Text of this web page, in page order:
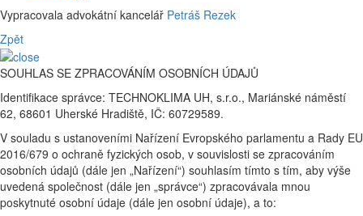
Vypracovala advokátní kancelář Petráš Rezek
Zpět
SOUHLAS SE ZPRACOVÁNÍM OSOBNÍCH ÚDAJŮ
Identifikace správce: TECHNOKLIMA UH, s.r.o., Mariánské náměstí
62, 68601 Uherské Hradiště, IČ: 60729589.
V souladu s ustanoveními Nařízení Evropského parlamentu a Rady EU
2016/679 o ochraně fyzických osob, v souvislosti se zpracováním
osobních údajů (dále jen „Nařízení“) souhlasím tímto s tím, aby výše
uvedená společnost (dále jen „správce“) zpracovávala mnou
poskytnuté osobní údaje (dále jen osobní údaje), a to: